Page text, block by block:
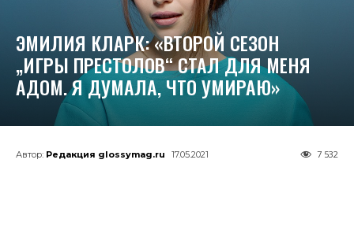
ЭМИЛИЯ КЛАРК: «ВТОРОЙ СЕЗОН
„ИГРЫ ПРЕСТОЛОВ“ СТАЛ ДЛЯ МЕНЯ
АДОМ. Я ДУМАЛА, ЧТО УМИРАЮ»
Автор: Редакция glossymag.ru 17.05.2021 7 532